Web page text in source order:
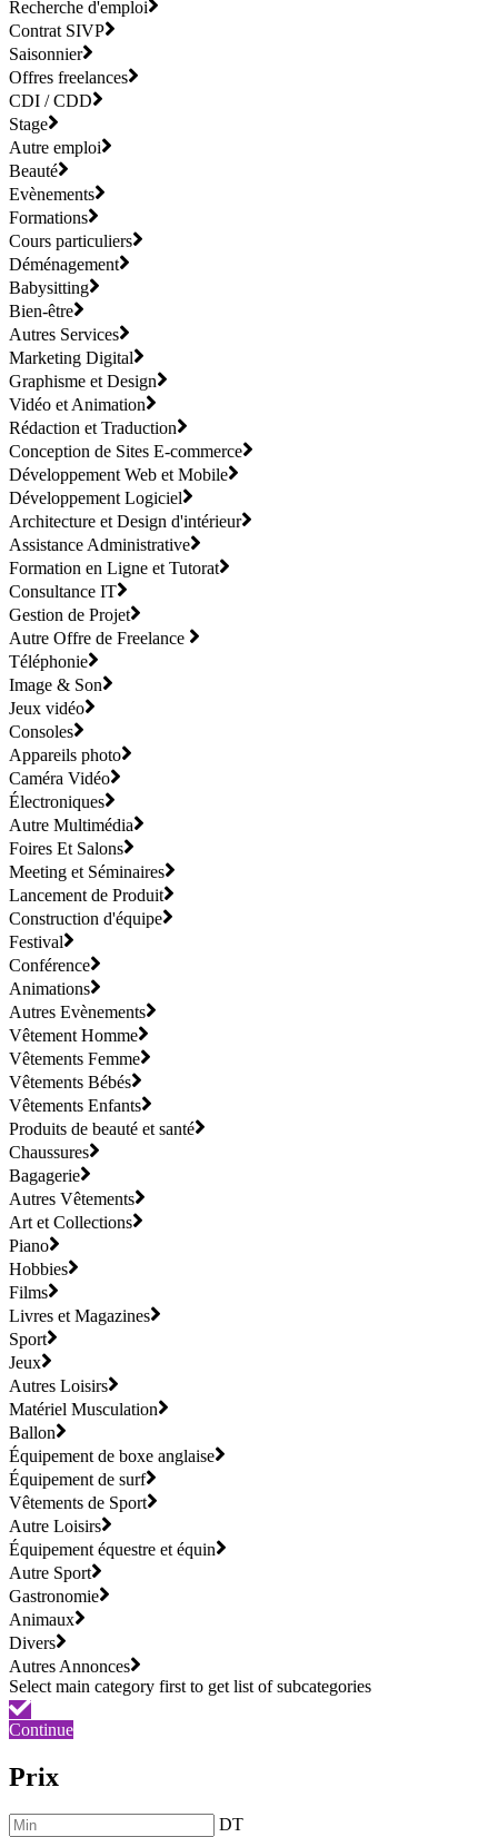
Recherche d'emploi
Contrat SIVP
Saisonnier
Offres freelances
CDI / CDD
Stage
Autre emploi
Beauté
Evènements
Formations
Cours particuliers
Déménagement
Babysitting
Bien-être
Autres Services
Marketing Digital
Graphisme et Design
Vidéo et Animation
Rédaction et Traduction
Conception de Sites E-commerce
Développement Web et Mobile
Développement Logiciel
Architecture et Design d'intérieur
Assistance Administrative
Formation en Ligne et Tutorat
Consultance IT
Gestion de Projet
Autre Offre de Freelance
Téléphonie
Image & Son
Jeux vidéo
Consoles
Appareils photo
Caméra Vidéo
Électroniques
Autre Multimédia
Foires Et Salons
Meeting et Séminaires
Lancement de Produit
Construction d'équipe
Festival
Conférence
Animations
Autres Evènements
Vêtement Homme
Vêtements Femme
Vêtements Bébés
Vêtements Enfants
Produits de beauté et santé
Chaussures
Bagagerie
Autres Vêtements
Art et Collections
Piano
Hobbies
Films
Livres et Magazines
Sport
Jeux
Autres Loisirs
Matériel Musculation
Ballon
Équipement de boxe anglaise
Équipement de surf
Vêtements de Sport
Autre Loisirs
Équipement équestre et équin
Autre Sport
Gastronomie
Animaux
Divers
Autres Annonces
Continue
Prix
DT